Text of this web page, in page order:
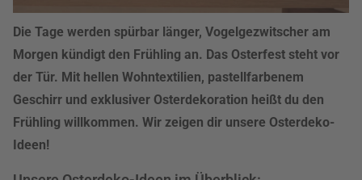
Die Tage werden spürbar länger, Vogelgezwitscher am
Morgen kündigt den Frühling an. Das Osterfest steht vor
der Tür. Mit hellen Wohntextilien, pastellfarbenem
Geschirr und exklusiver Osterdekoration heißt du den
Frühling willkommen. Wir zeigen dir unsere Osterdeko-
Ideen!